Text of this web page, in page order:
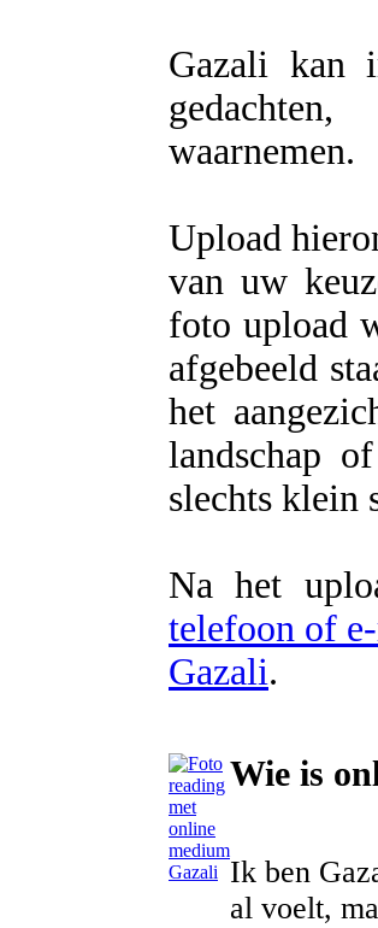
Gazali kan
waarnemen.
Upload
van uw
foto upload
afgebeeld
het
landschap
slechts klein
Na het
telefoon of
Gazali.
Wie is
Ik ben
al voelt,